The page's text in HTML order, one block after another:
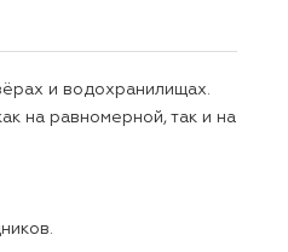
и водохранилищах.
на равномерной, так и на